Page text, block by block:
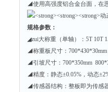
◢使用高强度铝合金台面，在
规格参数：
◢zui大称重（单轴）：5T 10T
◢称重板尺寸：
◢引坡尺寸：700*350mm
◢精度：静态±0.05%，动态
◢传感器结构：整板即为传感